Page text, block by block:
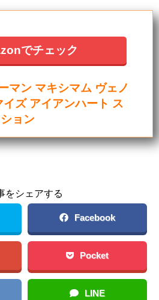
でチェック
マン マキシマム ヴェノ
イズ アイアンハート ス
ョン
をシェアする
Facebook
Pocket
LINE